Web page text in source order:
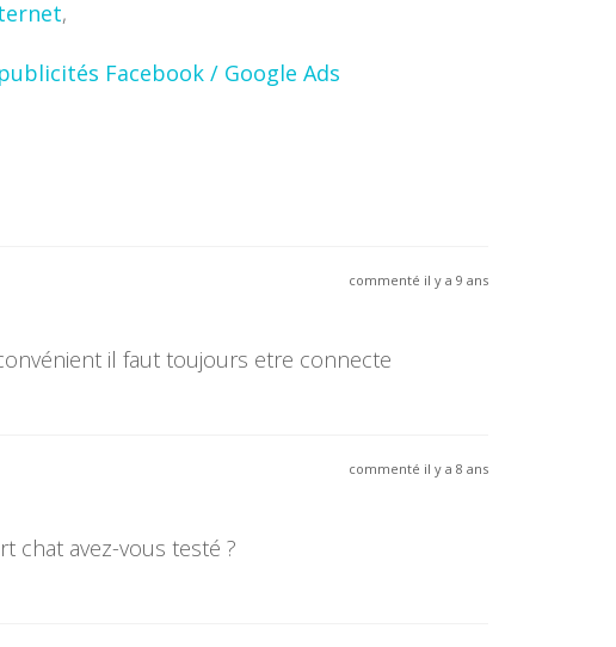
,
Facebook / Google Ads
commenté il y a 9 ans
il faut toujours etre connecte
commenté il y a 8 ans
chat avez-vous testé ?